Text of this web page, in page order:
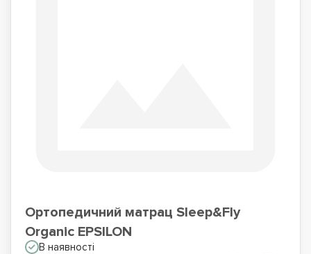
Ортопедичний матрац Sleep&Fly
Organic EPSILON
В наявності